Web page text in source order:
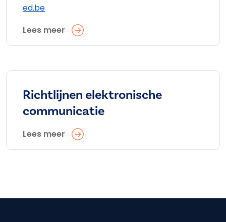
ed.be
Lees meer
Richtlijnen elektronische
communicatie
Lees meer